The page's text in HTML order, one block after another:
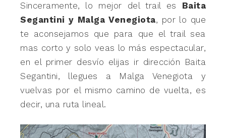
Sinceramente, lo mejor del trail es Baita
Segantini y Malga Venegiota, por lo que
te aconsejamos que para que el trail sea
mas corto y solo veas lo más espectacular,
en el primer desvío elijas ir dirección Baita
Segantini, llegues a Malga Venegiota y
vuelvas por el mismo camino de vuelta, es
decir, una ruta lineal.